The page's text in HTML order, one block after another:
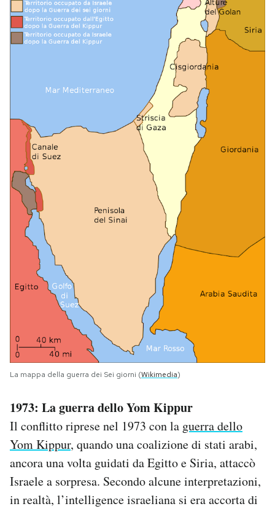
La mappa della guerra dei Sei giorni (Wikimedia)
1973: La guerra dello Yom Kippur
Il conflitto riprese nel 1973 con la guerra dello
Yom Kippur, quando una coalizione di stati arabi,
ancora una volta guidati da Egitto e Siria, attaccò
Israele a sorpresa. Secondo alcune interpretazioni,
in realtà, l’intelligence israeliana si era accorta di